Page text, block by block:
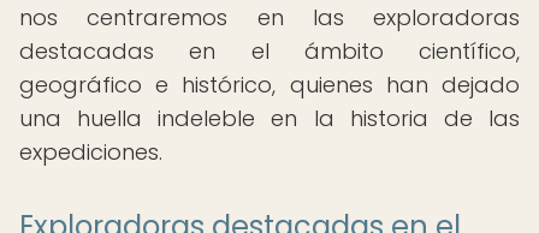
nos centraremos en las exploradoras
destacadas en el ámbito científico,
geográfico e histórico, quienes han dejado
una huella indeleble en la historia de las
expediciones.